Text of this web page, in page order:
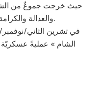
حيث خرجت جموعٌ من
والعدالة والكرامة. لكن ردّ النظام كان عنيفاً ودموياً.
الشام » عمليةً عسكريّة